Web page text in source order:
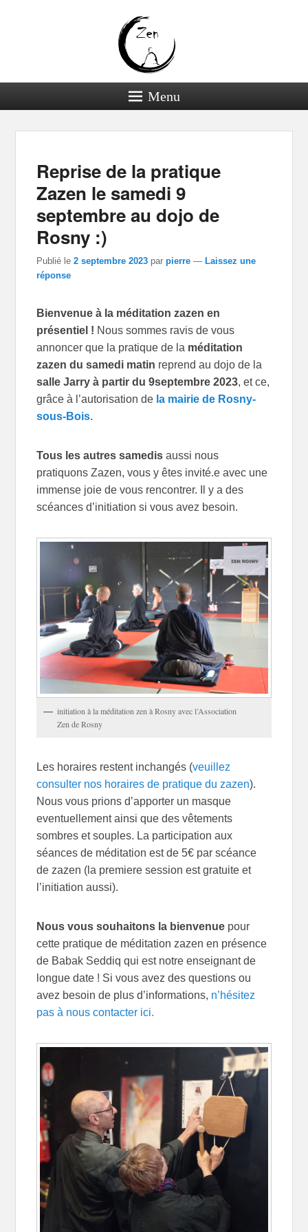
Menu
Reprise de la pratique
Zazen le samedi 9
septembre au dojo de
Rosny :)
Publié le2 septembre 2023 parpierre —Laissez une
réponse
Bienvenue à la méditation zazen en
présentiel ! Nous sommes ravis de vous
annoncer que la pratique de la méditation
zazen du samedi matin reprend au dojo de la
salle Jarry à partir du 9septembre 2023, et ce,
grâce à l’autorisation de la mairie de Rosny-
sous-Bois.
Tous les autres samedisaussi nous
pratiquons Zazen, vous y êtes invité.e avec une
immense joie de vous rencontrer. Il y a des
scéances d’initiation si vous avez besoin.
initiation à la méditation zen à Rosny avec l’Association
Zen de Rosny
Les horaires restent inchangés (veuillez
consulter nos horaires de pratique du zazen).
Nous vous prions d’apporter un masque
eventuellement ainsi que des vêtements
sombres et souples. La participation aux
séances de méditation est de 5€ par scéance
de zazen (la premiere session est gratuite et
l’initiation aussi).
Nous vous souhaitons la bienvenue pour
cette pratique de méditation zazen en présence
de Babak Seddiq qui est notre enseignant de
longue date ! Si vous avez des questions ou
avez besoin de plus d’informations, n’hésitez
pas à nous contacter ici.